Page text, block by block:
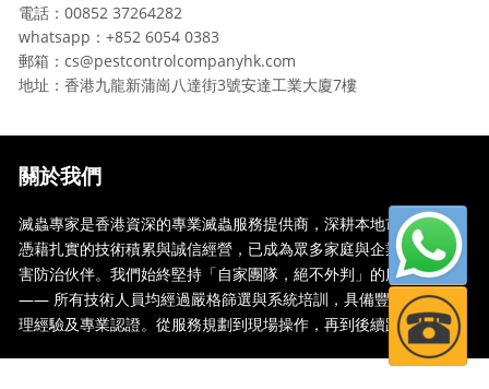
電話：00852 37264282
whatsapp：+852 6054 0383
郵箱：cs@pestcontrolcompanyhk.com
地址：香港九龍新蒲崗八達街3號安達工業大廈7樓
關於我們
滅蟲專家是香港資深的專業滅蟲服務提供商，深耕本地市場多年，
憑藉扎實的技術積累與誠信經營，已成為眾多家庭與企業信賴的蟲
害防治伙伴。我們始終堅持「自家團隊，絕不外判」的服務承諾
—— 所有技術人員均經過嚴格篩選與系統培訓，具備豐富的現場處
理經驗及專業認證。從服務規劃到現場操作，再到後續跟蹤，全...